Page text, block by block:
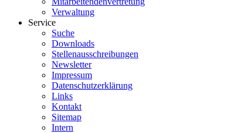
Verwaltung
Service
Suche
Downloads
Stellenausschreibungen
Newsletter
Impressum
Datenschutzerklärung
Links
Kontakt
Sitemap
Intern